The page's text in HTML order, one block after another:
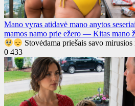
Mano vyras atidavė mano anytos
mamos namo prie ežero — Kitas mano
Stovėdama priešais savo
0 433